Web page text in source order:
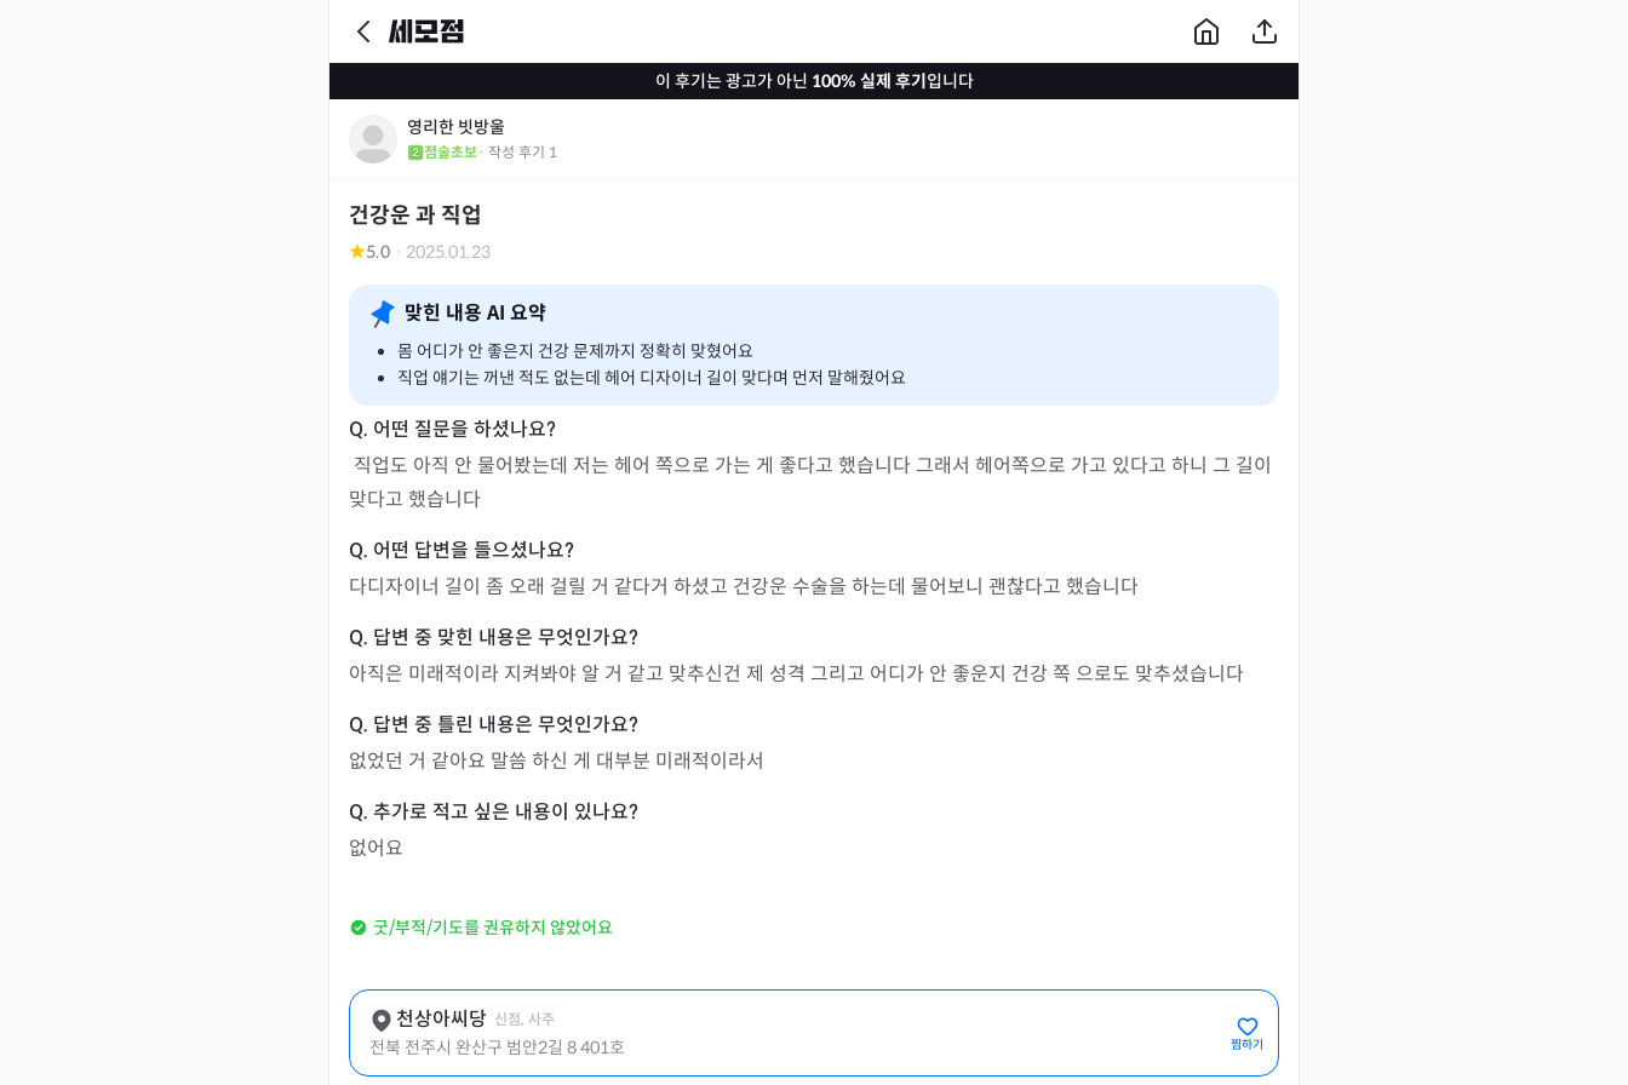
이 후기는 광고가 아닌 100% 실제 후기입니다
영리한 빗방울
점술초보· 작성 후기 1
건강운 과 직업
5.0 · 2025.01.23
맞힌 내용 AI 요약
몸 어디가 안 좋은지 건강 문제까지 정확히 맞혔어요
직업 얘기는 꺼낸 적도 없는데 헤어 디자이너 길이 맞다며 먼저 말해줬어요
맞다고 했습니다
다디자이너 길이 좀 오래 걸릴 거 같다거 하셨고 건강운 수술을 하는데 물어보니 괜찮다고 했습니다
아직은 미래적이라 지켜봐야 알 거 같고 맞추신건 제 성격 그리고 어디가 안 좋운지 건강 쪽 으로도 맞추셨습니다
없었던 거 같아요 말씀 하신 게 대부분 미래적이라서
없어요
굿/부적/기도를 권유하지 않았어요
천상아씨당 신점, 사주
전북 전주시 완산구 범안2길 8 401호 찜하기